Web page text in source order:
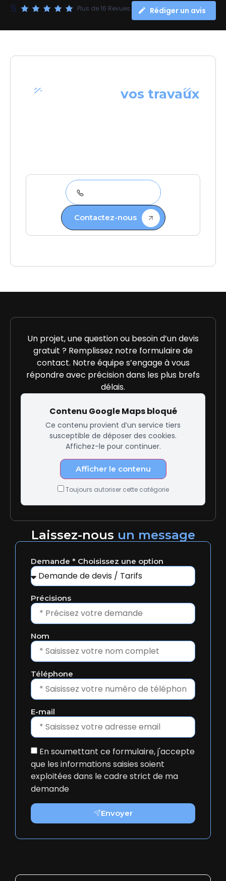
5 Plus de 16 Revues Rédiger un avis
VOTRE PARTENAIRE DE CONFIANCE
Confiez-nous vos travaux
Contactez-nous
Un projet, une question ou besoin d’un devis
gratuit ? Remplissez notre formulaire de
contact. Notre équipe s’engage à vous
répondre avec précision dans les plus brefs
délais.
Contenu Google Maps bloqué
Ce contenu provient d’un service tiers
susceptible de déposer des cookies.
Affichez-le pour continuer.
Afficher le contenu
Toujours autoriser cette catégorie
Laissez-nous un message
Demande * Choisissez une option
Précisions
Nom
Téléphone
E-mail
En soumettant ce formulaire, j'accepte
que les informations saisies soient
exploitées dans le cadre strict de ma
demande
Envoyer